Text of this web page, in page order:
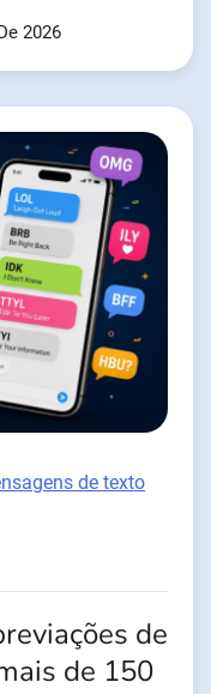
2026
de texto
de
de 150